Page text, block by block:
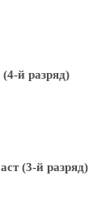
й разряд)
(3-й разряд)